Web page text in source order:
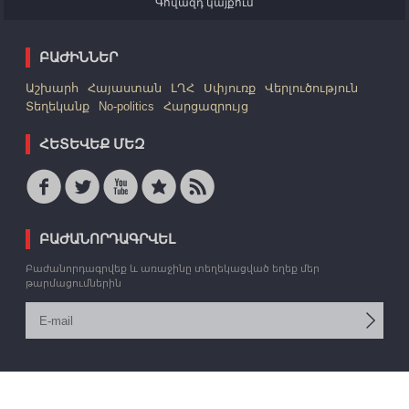
Գովազդ կայքում
ԲԱԺԻՆՆԵՐ
Աշխարհ Հայաստան ԼՂՀ Սփյուռք
Վերլուծություն
Տեղեկանք
No-politics Հարցազրույց
ՀԵՏԵՎԵՔ ՄԵԶ
ԲԱԺԱՆՈՐԴԱԳՐՎԵԼ
Բաժանորդագրվեք և առաջինը տեղեկացված եղեք մեր
թարմացումներին